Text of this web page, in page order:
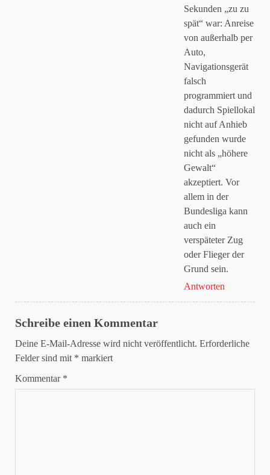
Sekunden „zu zu
spät“ war: Anreise
von außerhalb per
Auto,
Navigationsgerät
falsch
programmiert und
dadurch Spiellokal
nicht auf Anhieb
gefunden wurde
nicht als „höhere
Gewalt“
akzeptiert. Vor
allem in der
Bundesliga kann
auch ein
verspäteter Zug
oder Flieger der
Grund sein.
Antworten
Schreibe einen Kommentar
Deine E-Mail-Adresse wird nicht veröffentlicht. Erforderliche
Felder sind mit * markiert
Kommentar *